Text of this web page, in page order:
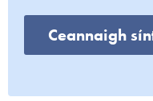
Ceannaigh